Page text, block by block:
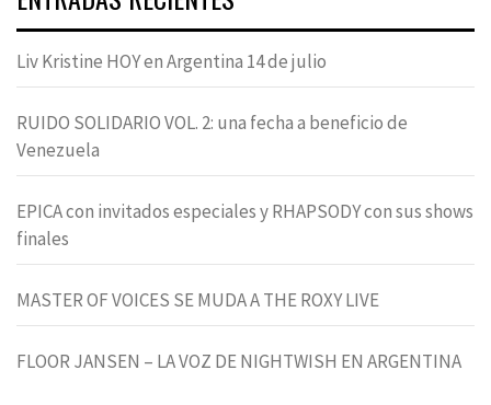
Liv Kristine HOY en Argentina 14 de julio
RUIDO SOLIDARIO VOL. 2: una fecha a beneficio de
Venezuela
EPICA con invitados especiales y RHAPSODY con sus shows
finales
MASTER OF VOICES SE MUDA A THE ROXY LIVE
FLOOR JANSEN – LA VOZ DE NIGHTWISH EN ARGENTINA